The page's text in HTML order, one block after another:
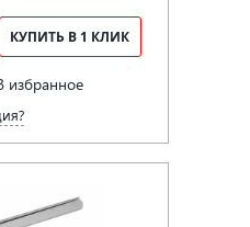
КУПИТЬ В 1 КЛИК
избранное